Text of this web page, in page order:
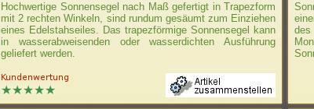
Hochwertige Sonnensegel nach Maß gefertigt in Trapezform
mit 2 rechten Winkeln, sind rundum gesäumt zum Einziehen
eines Edelstahseiles. Das trapezförmige Sonnensegel kann
in wasserabweisenden oder wasserdichten Ausführung
geliefert werden.